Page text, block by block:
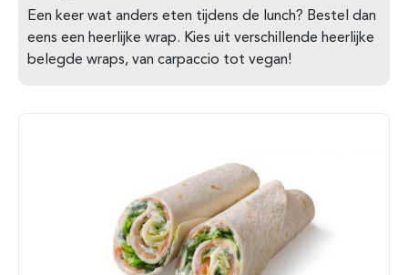
Een keer wat anders eten tijdens de lunch? Bestel dan
eens een heerlijke wrap. Kies uit verschillende heerlijke
belegde wraps, van carpaccio tot vegan!